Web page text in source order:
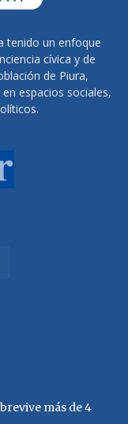
tenido un enfoque
cívica y de
de Piura,
espacios sociales,
más de 4